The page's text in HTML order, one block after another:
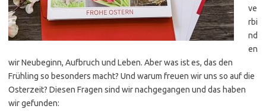
ve
rbi
nd
en
wir Neubeginn, Aufbruch und Leben. Aber was ist es, das den
Frühling so besonders macht? Und warum freuen wir uns so auf die
Osterzeit? Diesen Fragen sind wir nachgegangen und das haben
wir gefunden: